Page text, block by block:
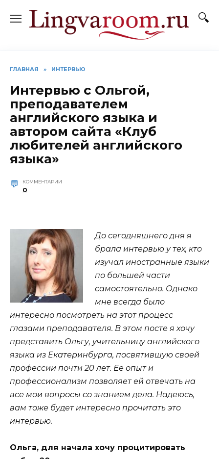
содержанию
ГЛАВНАЯ » ИНТЕРВЬЮ
Интервью с Ольгой,
преподавателем
английского языка и
автором сайта «Клуб
любителей английского
языка»
КОММЕНТАРИИ
0
До сегодняшнего дня я
брала интервью у тех, кто
изучал иностранные языки
по большей части
самостоятельно. Однако
мне всегда было
интересно посмотреть на этот процесс
глазами преподавателя. В этом посте я хочу
представить Ольгу, учительницу английского
языка из Екатеринбурга, посвятившую своей
профессии почти 20 лет. Ее опыт и
профессионализм позволяет ей отвечать на
все мои вопросы со знанием дела. Надеюсь,
вам тоже будет интересно прочитать это
интервью.
Ольга, для начала хочу процитировать